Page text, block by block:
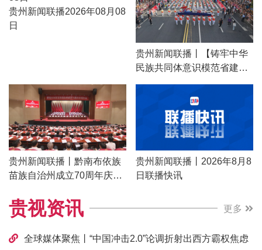
贵州新闻联播2026年08月08
日
贵州新闻联播丨【铸牢中华
民族共同体意识模范省建
民族团结大巡游 感恩奋进七
十载 幸福黔南好花红
贵州新闻联播丨黔南布依族
苗族自治州成立70周年庆祝
会 国务院发来贺电
贵州新闻联播丨2026年8月8
日联播快讯
贵视资讯 更多
全球媒体聚焦丨“中国冲击2.0”论调折射出西方霸权焦虑